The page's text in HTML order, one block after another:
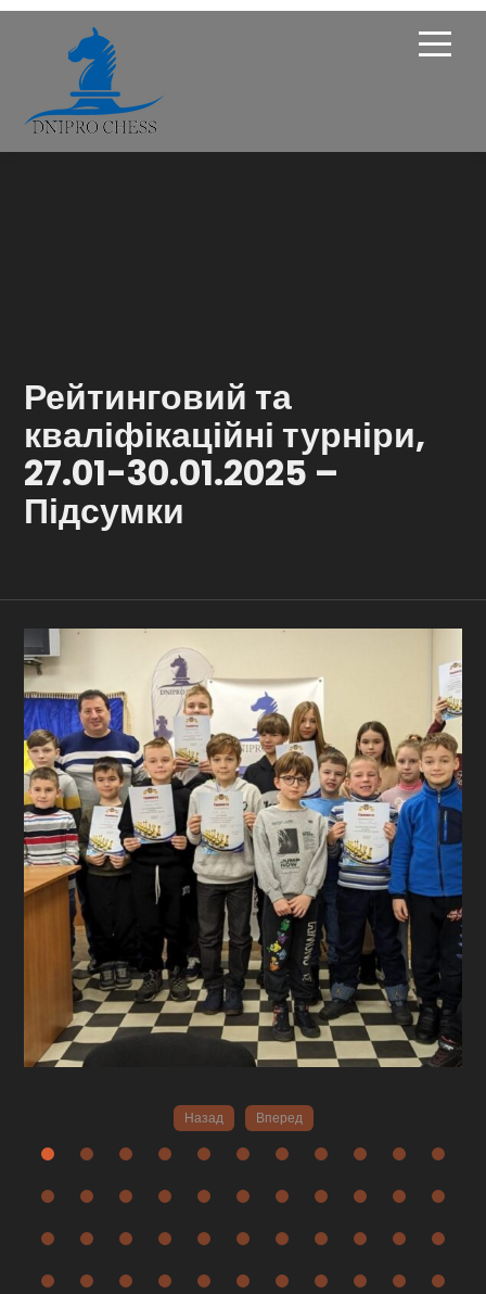
Навчання
Галерея
Контакти
Рейтинговий та
кваліфікаційні турніри,
27.01-30.01.2025 –
Підсумки
Назад Вперед